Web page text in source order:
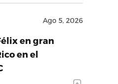
Ago 5, 2026
en gran
en el